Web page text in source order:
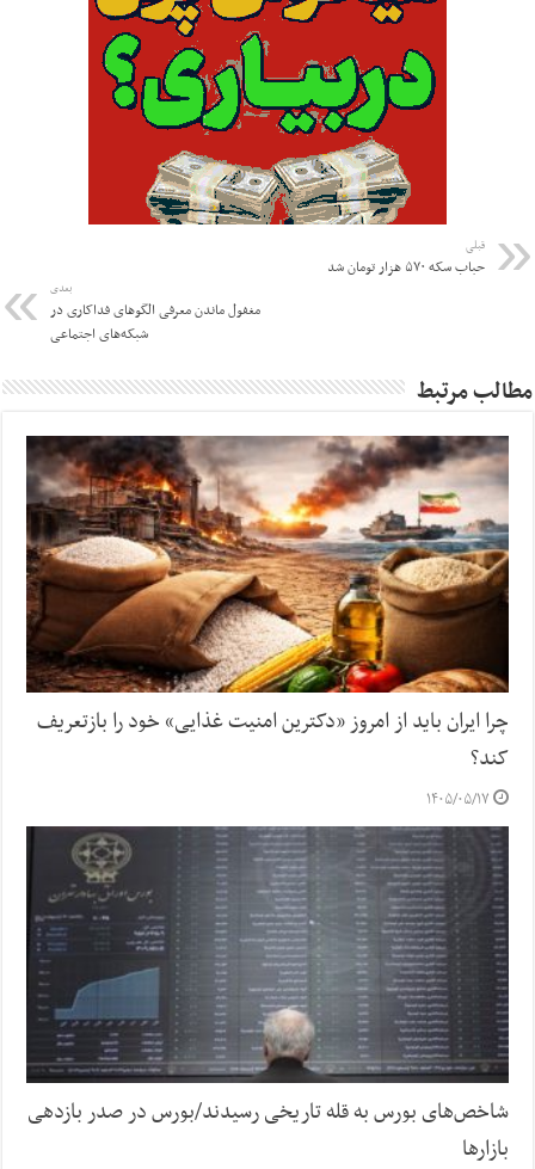
قبلی
حباب سکه ۵۷۰ هزار تومان شد
بعدی
مغفول ماندن معرفی الگوهای فداکاری در
شبکه‌های اجتماعی
مطالب مرتبط
چرا ایران باید از امروز «دکترین امنیت غذایی» خود را بازتعریف
کند؟
۱۴۰۵/۰۵/۱۷
شاخص‌های بورس به قله تاریخی رسیدند/بورس در صدر بازدهی
بازارها